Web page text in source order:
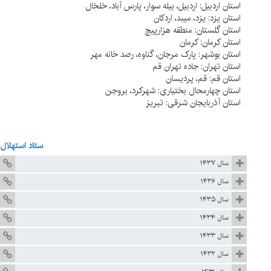
استان اردبیل: اردبیل، بیله سوار، پارس آباد، خلخال
استان یزد: یزد، میبد، اردکان
استان گلستان: منطقه هزارپیچ
استان کرمان: کرمان
استان بوشهر: پارک مرجان، گناوه، رصد خانه مهر
استان تهران: جاده تهران قم
استان قم: قم، پردیسان
استان چهارمحال بختیاری: شهرکرد، بروجن
استان آذربایجان شرقی: تبریز
ستاد استهلال
سال ۱۴۳۷
سال ۱۴۳۶
سال ۱۴۳۵
سال ۱۴۳۴
سال ۱۴۳۳
سال ۱۴۳۲